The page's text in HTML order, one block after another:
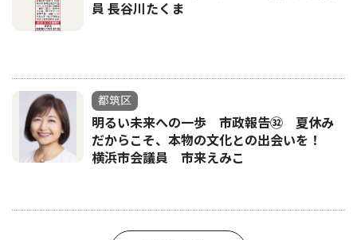
員 長谷川たくま
都筑区
明るい未来への一歩 市政報告㉜ 夏休み
だからこそ、本物の文化との出会いを！
横浜市会議員 市来えみこ